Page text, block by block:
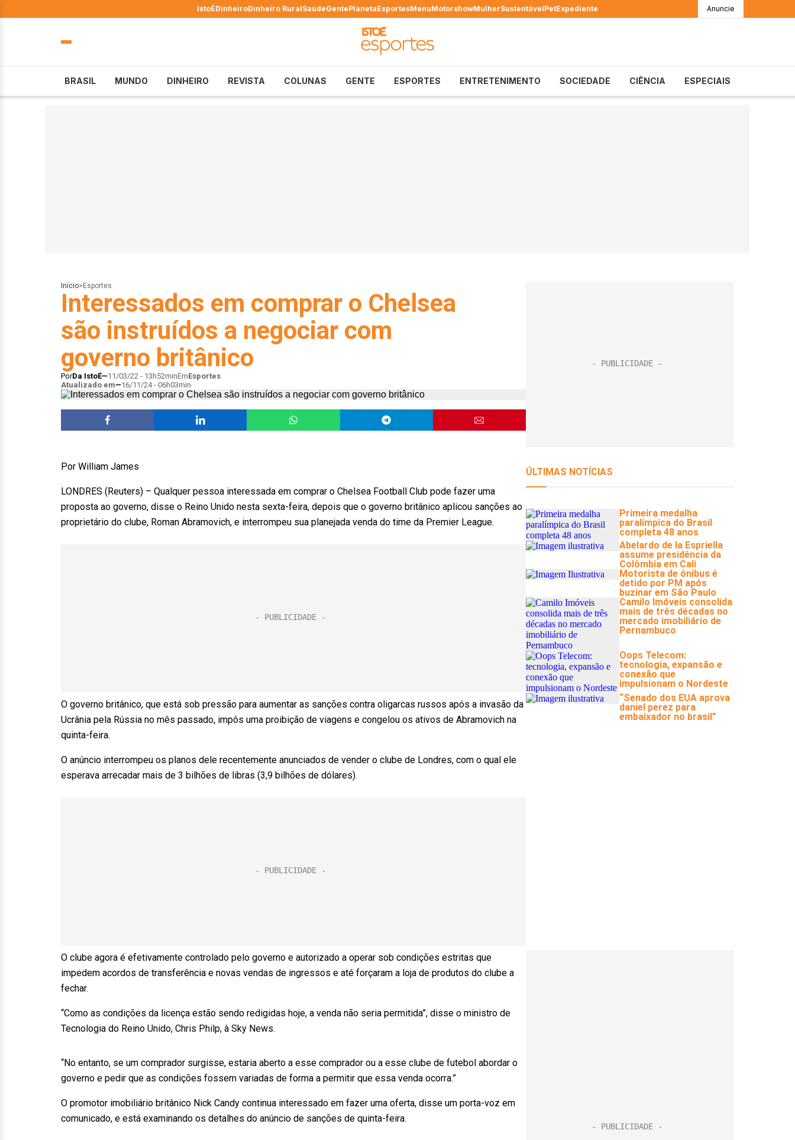
IstoÉDinheiroDinheiro RuralSaúdeGentePlanetaEsportesMenuMotorshowMulherSustentávelPetExpediente Anuncie
BRASIL MUNDO DINHEIRO REVISTA COLUNAS GENTE ESPORTES ENTRETENIMENTO SOCIEDADE CIÊNCIA ESPECIAIS
Início> Esportes
Interessados em comprar o Chelsea
são instruídos a negociar com
governo britânico
PorDa IstoÉ 11/03/22 - 13h52minEmEsportes
Atualizado em
16/11/24 - 06h03min
Por William James
LONDRES (Reuters) – Qualquer pessoa interessada em comprar o Chelsea Football Club pode fazer uma
proposta ao governo, disse o Reino Unido nesta sexta-feira, depois que o governo britânico aplicou sanções ao
proprietário do clube, Roman Abramovich, e interrompeu sua planejada venda do time da Premier League.
O governo britânico, que está sob pressão para aumentar as sanções contra oligarcas russos após a invasão da
Ucrânia pela Rússia no mês passado, impôs uma proibição de viagens e congelou os ativos de Abramovich na
quinta-feira.
O anúncio interrompeu os planos dele recentemente anunciados de vender o clube de Londres, com o qual ele
esperava arrecadar mais de 3 bilhões de libras (3,9 bilhões de dólares).
O clube agora é efetivamente controlado pelo governo e autorizado a operar sob condições estritas que
impedem acordos de transferência e novas vendas de ingressos e até forçaram a loja de produtos do clube a
fechar.
“Como as condições da licença estão sendo redigidas hoje, a venda não seria permitida”, disse o ministro de
Tecnologia do Reino Unido, Chris Philp, à Sky News.
“No entanto, se um comprador surgisse, estaria aberto a esse comprador ou a esse clube de futebol abordar o
governo e pedir que as condições fossem variadas de forma a permitir que essa venda ocorra.”
O promotor imobiliário britânico Nick Candy continua interessado em fazer uma oferta, disse um porta-voz em
comunicado, e está examinando os detalhes do anúncio de sanções de quinta-feira.